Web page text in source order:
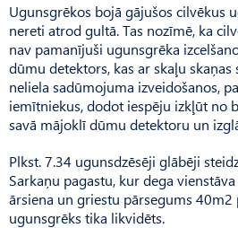
Ugunsgrēkos bojā gājušos cilvēkus
nereti atrod gultā. Tas nozīmē, ka
nav pamanījuši ugunsgrēka
dūmu detektors, kas ar skaļu
neliela sadūmojuma izveidošanos,
iemītniekus, dodot iespēju izkļūt no
savā mājoklī dūmu detektoru un
Plkst. 7.34 ugunsdzēsēji glābēji
Sarkaņu pagastu, kur dega
ārsiena un griestu pārsegums 40m2
ugunsgrēks tika likvidēts.